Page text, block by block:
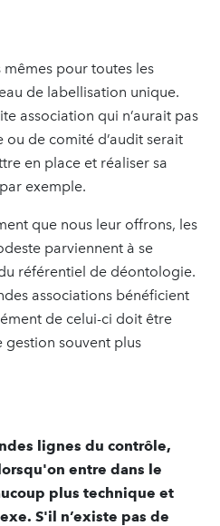
mêmes pour toutes les
de labellisation unique.
association qui n’aurait pas
de comité d’audit serait
en place et réaliser sa
exemple.
que nous leur offrons, les
parviennent à se
référentiel de déontologie.
associations bénéficient
de celui-ci doit être
gestion souvent plus
lignes du contrôle,
entre dans le
plus technique et
S'il n’existe pas de